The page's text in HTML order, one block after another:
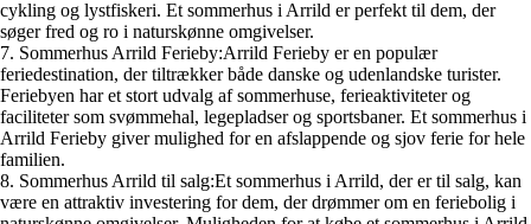
cykling og lystfiskeri. Et sommerhus i Arrild er perfekt til dem, der
søger fred og ro i naturskønne omgivelser.
7. Sommerhus Arrild Ferieby:Arrild Ferieby er en populær
feriedestination, der tiltrækker både danske og udenlandske turister.
Feriebyen har et stort udvalg af sommerhuse, ferieaktiviteter og
faciliteter som svømmehal, legepladser og sportsbaner. Et sommerhus i
Arrild Ferieby giver mulighed for en afslappende og sjov ferie for hele
familien.
8. Sommerhus Arrild til salg:Et sommerhus i Arrild, der er til salg, kan
være en attraktiv investering for dem, der drømmer om en feriebolig i